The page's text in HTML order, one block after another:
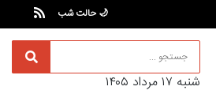
🌙 حالت شب
شنبه ۱۷ مرداد ۱۴۰۵